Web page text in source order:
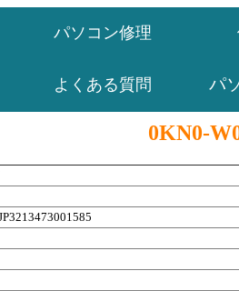
パソコン修理
よくある質問 パ
0KN0-